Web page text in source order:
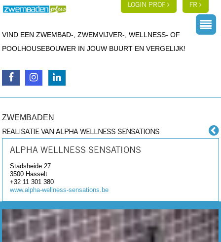
LOGIN PROF FR
VIND EEN ZWEMBAD-, ZWEMVIJVER-, WELLNESS- OF
POOLHOUSEBOUWER IN JOUW BUURT EN VERGELIJK!
ZWEMBADEN
REALISATIE VAN ALPHA WELLNESS SENSATIONS
ALPHA WELLNESS SENSATIONS
Stadsheide 27
3500 Hasselt
+32 11 301 380
www.alpha-wellness-sensations.be